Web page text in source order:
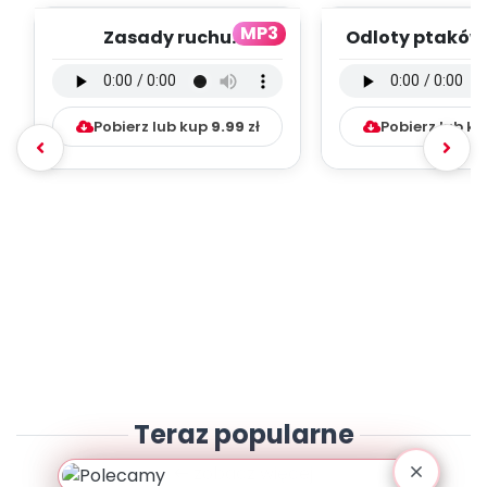
MP3
Zasady ruchu
instrumentalna (PD,
mp3...
Pobierz lub kup 9.99 zł
Odloty
mp3)
Pobierz lub
Teraz popularne